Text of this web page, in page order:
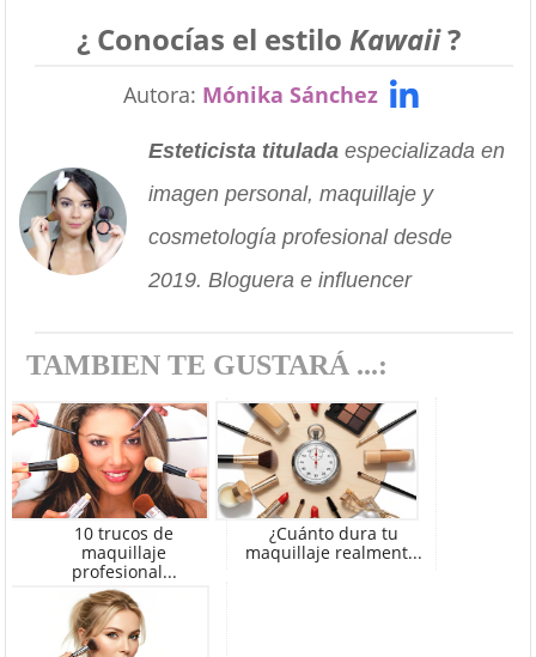
¿ Conocías el estilo Kawaii?
Autora: Mónika Sánchez
Esteticista tituladaespecializada en
imagen personal, maquillaje y
cosmetología profesional desde
2019. Bloguera e influencer
TAMBIEN TE GUSTARÁ ...:
10 trucos de
maquillaje
profesional...
¿Cuánto dura tu
maquillaje realment...